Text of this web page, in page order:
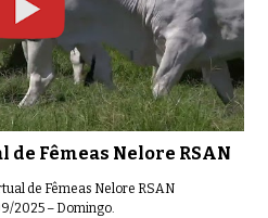
de Fêmeas Nelore RSAN
de Fêmeas Nelore RSAN
2025 – Domingo.